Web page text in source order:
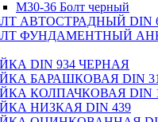
М30-36 Болт черный
АВТОСТРАДНЫЙ DIN
ФУНДАМЕНТНЫЙ
DIN 934 ЧЕРНАЯ
БАРАШКОВАЯ DIN
КОЛПАЧКОВАЯ DIN
НИЗКАЯ DIN 439